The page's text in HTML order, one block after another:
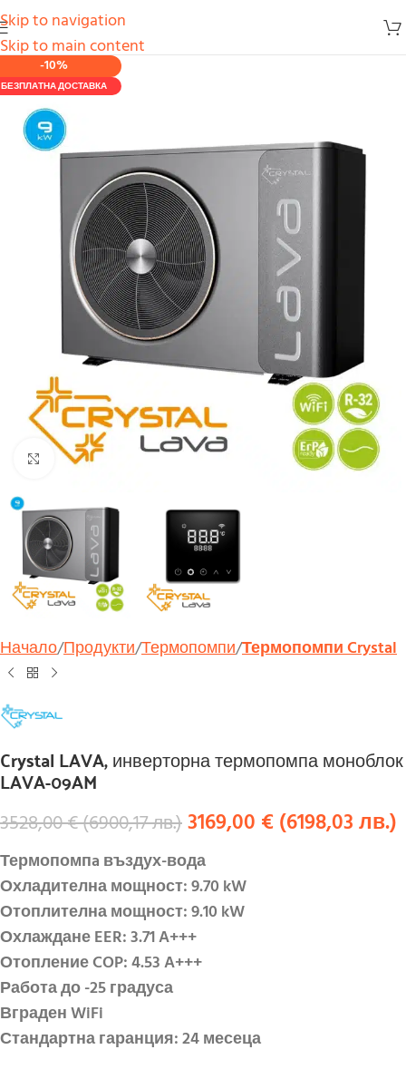
Skip to navigation
Skip to main content
-10%
БЕЗПЛАТНА ДОСТАВКА
Увеличи
Начало Продукти Термопомпи Термопомпи Crystal
Crystal LAVA, инверторна термопомпа моноблок
LAVA-09AM
3528,00€(6900,17лв.)3169,00 €(6198,03лв.)
Термопомпa въздух-вода
Охладителна мощност: 9.70 kW
Отоплителна мощност: 9.10 kW
Охлаждане EER: 3.71A+++
Отопление COP: 4.53A+++
Работа до -25 градуса
ВграденWiFi
Стандартна гаранция: 24 месеца